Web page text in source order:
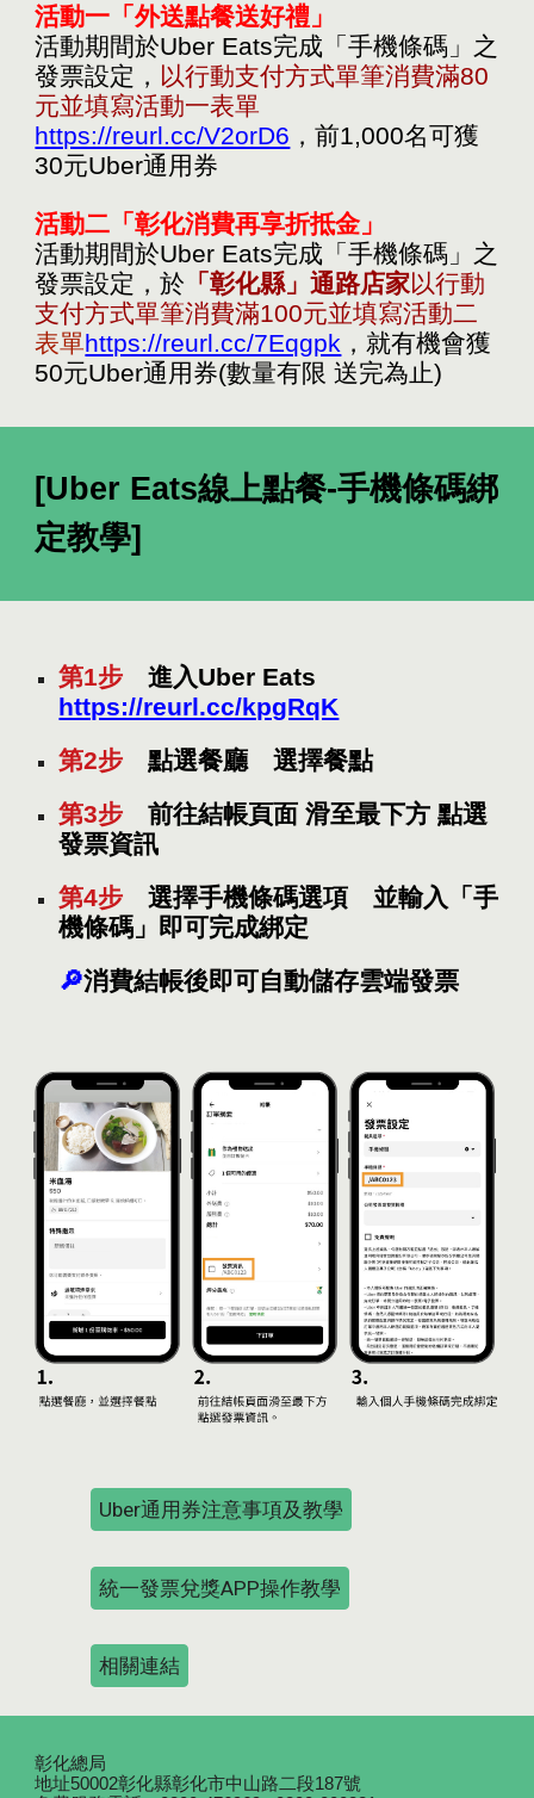
活動一 「外送點餐送好禮 」
活動期間於Uber Eats完成「手機條碼」之
發票設定， 以行動支付方式單筆消費滿80
元並填寫活動一表單
https://reurl.cc/V2orD6 ，前1,000名可獲
30元Uber通用券
活動二 「彰化消費再享折抵金 」
活動期間於Uber Eats完成「手機條碼」之
發票設定 ，於 「彰化縣」通路店家以行動
支付方式單筆消費滿100元並填寫活動二
表單https://reurl.cc/7Eqgpk ，就有機會獲
50元Uber通用券(數量有限 送完為止)
[Uber Eats線上點餐-手機條碼綁
定教學]
第1步 進入Uber Eats
https://reurl.cc/kpgRqK
第2步
點選餐廳 選擇餐點
第3步
前往結帳頁面 滑至最下方 點選
發票資訊
第4步
選擇手機條碼選項並輸入「手
機條碼 」即可完成綁定
🔎消費結帳後即可自動儲存雲端發票
Uber通用券注意事項及教學
統一發票兌獎APP操作教學
相關連結
彰化總局
地址50002彰化縣彰化市中山路二段187號